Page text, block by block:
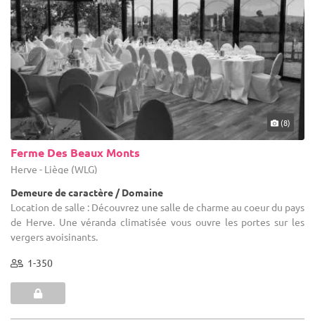
(8)
Ferme Des Beaux Monts
Herve - Liège (WLG)
Demeure de caractère / Domaine
Location de salle : Découvrez une salle de charme au coeur du pays
de Herve. Une véranda climatisée vous ouvre les portes sur les
vergers avoisinants.
1-350